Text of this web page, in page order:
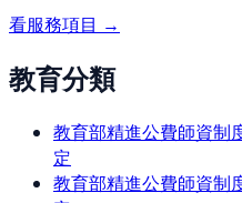
看服務項目 →
教育分類
教育部精進公費師資
定
教育部精進公費師資